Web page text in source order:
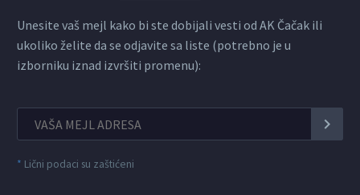
Unesite vaš mejl kako bi ste dobijali vesti od AK Čačak ili
ukoliko želite da se odjavite sa liste (potrebno je u
izborniku iznad izvršiti promenu):
* Lični podaci su zaštićeni